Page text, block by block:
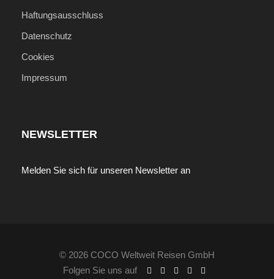
Haftungsausschluss
Datenschutz
Cookies
Impressum
NEWSLETTER
Melden Sie sich für unseren Newsletter an
© 2026 COCO Weltweit Reisen GmbH
Folgen Sie uns auf